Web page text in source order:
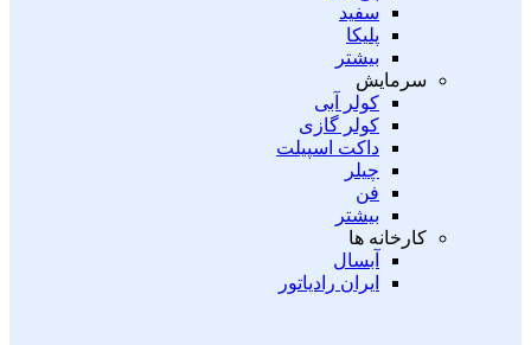
سفید
پلیکا
بیشتر
سرمایش
کولر آبی
کولر گازی
داکت اسپیلت
چیلر
فن
بیشتر
کارخانه ها
آبسال
ایران رادیاتور